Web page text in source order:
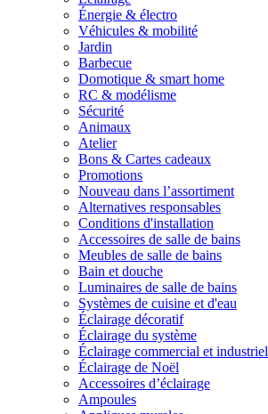
Énergie & électro
Véhicules & mobilité
Jardin
Barbecue
Domotique & smart home
RC & modélisme
Sécurité
Animaux
Atelier
Bons & Cartes cadeaux
Promotions
Nouveau dans l’assortiment
Alternatives responsables
Conditions d'installation
Accessoires de salle de bains
Meubles de salle de bains
Bain et douche
Luminaires de salle de bains
Systèmes de cuisine et d'eau
Éclairage décoratif
Éclairage du système
Éclairage commercial et industriel
Éclairage de Noël
Accessoires d’éclairage
Ampoules